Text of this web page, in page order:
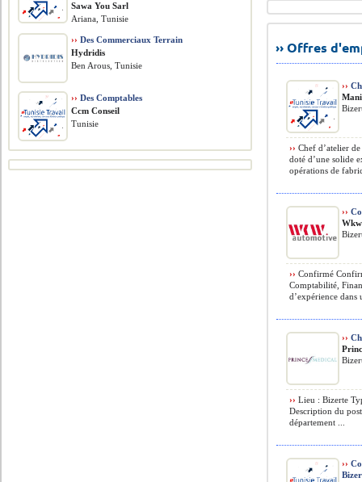
›› Offres
››
›› Chef d’atelier
doté d’une solide
opérations de
››
›› Confirmé
Comptabilité,
d’expérience
››
›› Lieu : Bizerte
Description du
département ...
››
Sawa You Sarl
Ariana, Tunisie
›› Des Commerciaux Terrain
Hydridis
Ben Arous, Tunisie
›› Des Comptables
Ccm Conseil
Tunisie